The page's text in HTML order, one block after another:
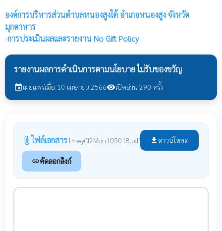
องค์การบริหารส่วนตำบลหนองสูงใต้ อำเภอหนองสูง จังหวัด
มุกดาหาร
›การประเมินผลและรายงาน No Gift Policy
รายงานผลการดำเนินการตามนโยบาย ไม่รับของขวัญ
eventเผยแพร่เมื่อ 10 เมษายน 2566visibilityเปิดอ่าน 290 ครั้ง
attach_file ไฟล์เอกสาร1mwyCI2Mon105018.pdf file_download ดาวน์โหลด
linkคัดลอกลิงก์